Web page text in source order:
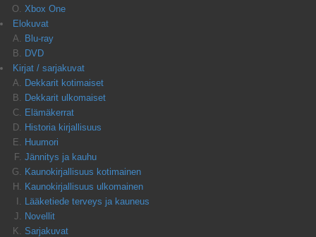
Xbox One
Elokuvat
Blu-ray
DVD
Kirjat / sarjakuvat
Dekkarit kotimaiset
Dekkarit ulkomaiset
Elämäkerrat
Historia kirjallisuus
Huumori
Jännitys ja kauhu
Kaunokirjallisuus kotimainen
Kaunokirjallisuus ulkomainen
Lääketiede terveys ja kauneus
Novellit
Sarjakuvat